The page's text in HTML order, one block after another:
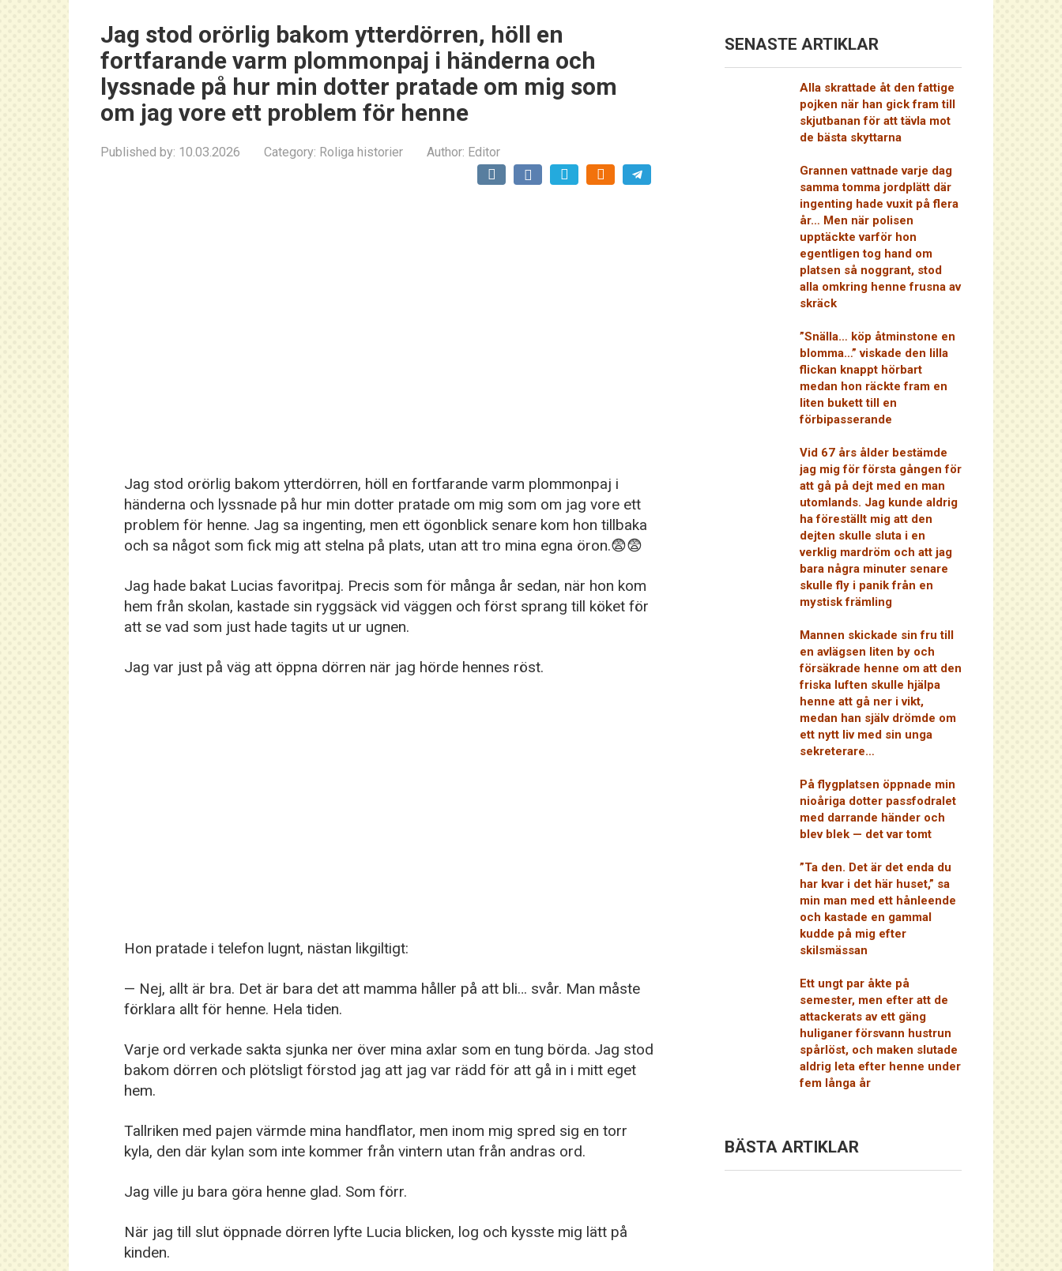
Jag stod orörlig bakom ytterdörren, höll en
fortfarande varm plommonpaj i händerna och
lyssnade på hur min dotter pratade om mig som
om jag vore ett problem för henne
Published by: 10.03.2026 Category: Roliga historier Author: Editor
Jag stod orörlig bakom ytterdörren, höll en fortfarande varm plommonpaj i
händerna och lyssnade på hur min dotter pratade om mig som om jag vore ett
problem för henne. Jag sa ingenting, men ett ögonblick senare kom hon tillbaka
och sa något som fick mig att stelna på plats, utan att tro mina egna öron.😨😨
Jag hade bakat Lucias favoritpaj. Precis som för många år sedan, när hon kom
hem från skolan, kastade sin ryggsäck vid väggen och först sprang till köket för
att se vad som just hade tagits ut ur ugnen.
Jag var just på väg att öppna dörren när jag hörde hennes röst.
Hon pratade i telefon lugnt, nästan likgiltigt:
— Nej, allt är bra. Det är bara det att mamma håller på att bli… svår. Man måste
förklara allt för henne. Hela tiden.
Varje ord verkade sakta sjunka ner över mina axlar som en tung börda. Jag stod
bakom dörren och plötsligt förstod jag att jag var rädd för att gå in i mitt eget
hem.
Tallriken med pajen värmde mina handflator, men inom mig spred sig en torr
kyla, den där kylan som inte kommer från vintern utan från andras ord.
Jag ville ju bara göra henne glad. Som förr.
När jag till slut öppnade dörren lyfte Lucia blicken, log och kysste mig lätt på
kinden.
SENASTE ARTIKLAR
Alla skrattade åt den fattige
pojken när han gick fram till
skjutbanan för att tävla mot
de bästa skyttarna
Grannen vattnade varje dag
samma tomma jordplätt där
ingenting hade vuxit på flera
år… Men när polisen
upptäckte varför hon
egentligen tog hand om
platsen så noggrant, stod
alla omkring henne frusna av
skräck
”Snälla… köp åtminstone en
blomma…” viskade den lilla
flickan knappt hörbart
medan hon räckte fram en
liten bukett till en
förbipasserande
Vid 67 års ålder bestämde
jag mig för första gången för
att gå på dejt med en man
utomlands. Jag kunde aldrig
ha föreställt mig att den
dejten skulle sluta i en
verklig mardröm och att jag
bara några minuter senare
skulle fly i panik från en
mystisk främling
Mannen skickade sin fru till
en avlägsen liten by och
försäkrade henne om att den
friska luften skulle hjälpa
henne att gå ner i vikt,
medan han själv drömde om
ett nytt liv med sin unga
sekreterare…
På flygplatsen öppnade min
nioåriga dotter passfodralet
med darrande händer och
blev blek — det var tomt
”Ta den. Det är det enda du
har kvar i det här huset,” sa
min man med ett hånleende
och kastade en gammal
kudde på mig efter
skilsmässan
Ett ungt par åkte på
semester, men efter att de
attackerats av ett gäng
huliganer försvann hustrun
spårlöst, och maken slutade
aldrig leta efter henne under
fem långa år
BÄSTA ARTIKLAR